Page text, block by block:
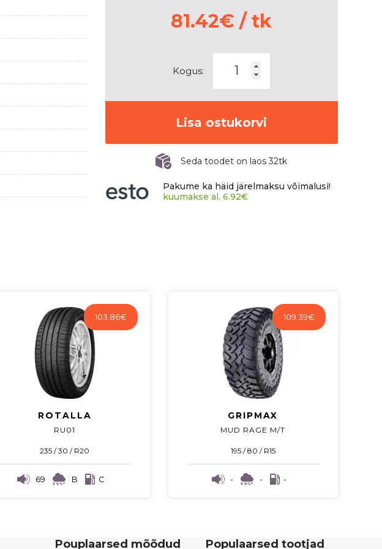
81.42€ / tk
Kogus:
COMMERCIO
VX1
kogus
Lisa ostukorvi
Seda toodet on laos 32tk
Pakume ka häid järelmaksu võimalusi!
kuumakse al. 6.92€
103.86€
ROTALLA
RU01
235 / 30 / R20
69 B C
109.39€
GRIPMAX
MUD RAGE M/T
195 / 80 / R15
- - -
Pouplaarsed mõõdud Populaarsed tootjad